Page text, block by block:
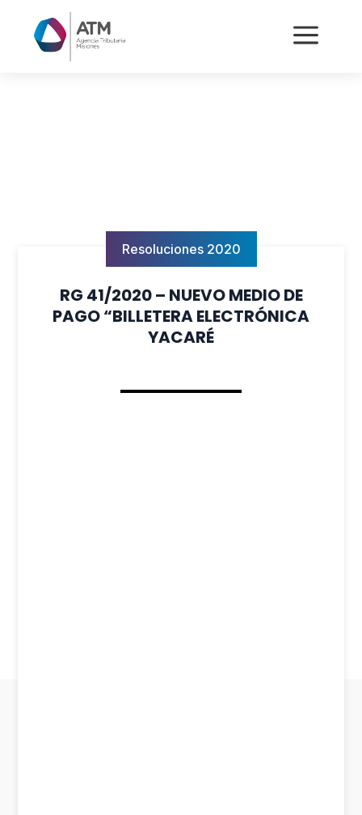
a
Resoluciones 2020
RG 41/2020 – NUEVO MEDIO DE
PAGO “BILLETERA ELECTRÓNICA
YACARÉ